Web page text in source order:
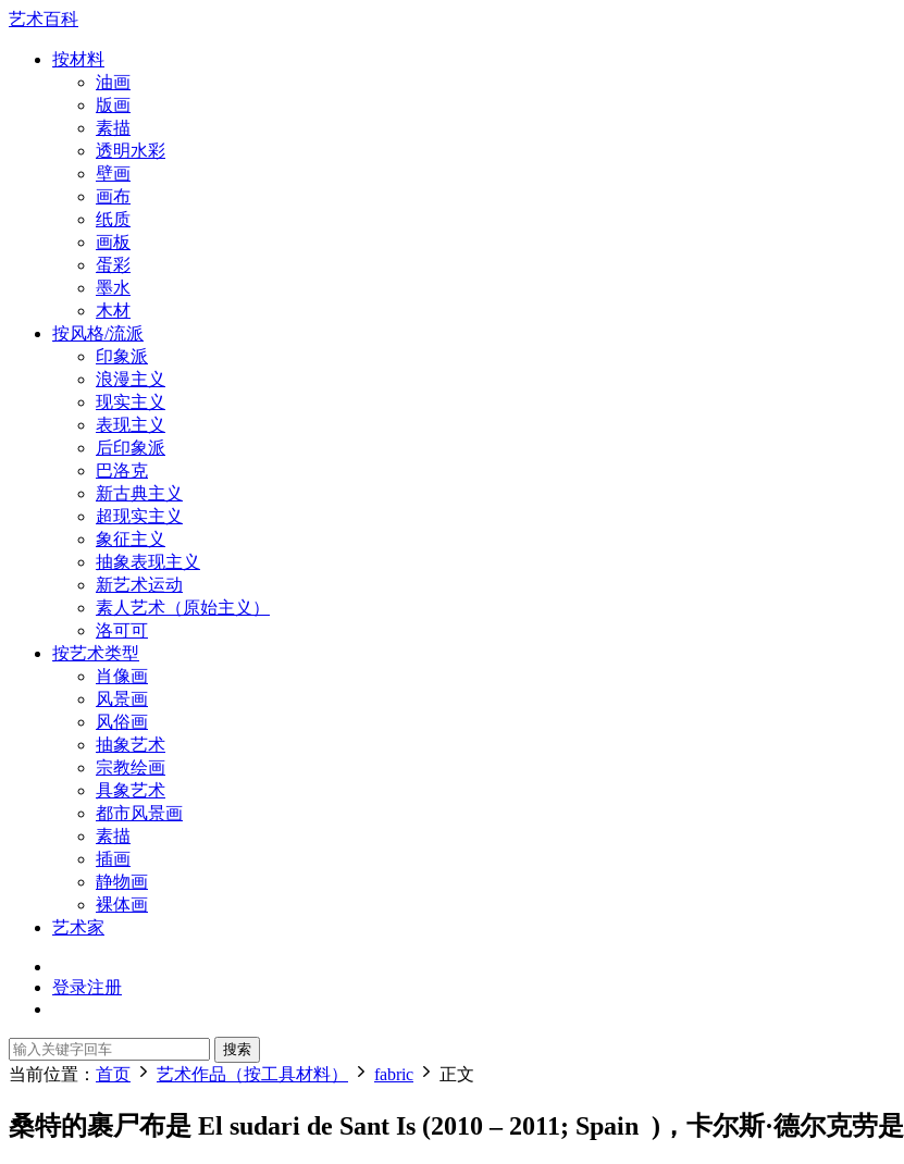
艺术百科
按材料
油画
版画
素描
透明水彩
壁画
画布
纸质
画板
蛋彩
墨水
木材
按风格/流派
印象派
浪漫主义
现实主义
表现主义
后印象派
巴洛克
新古典主义
超现实主义
象征主义
抽象表现主义
新艺术运动
素人艺术（原始主义）
洛可可
按艺术类型
肖像画
风景画
风俗画
抽象艺术
宗教绘画
具象艺术
都市风景画
素描
插画
静物画
裸体画
艺术家
登录注册
搜索
当前位置： 首页 艺术作品（按工具材料） fabric 正文
桑特的裹尸布是 El sudari de Sant Is (2010 – 2011; Spain )，卡尔斯·德尔克劳是